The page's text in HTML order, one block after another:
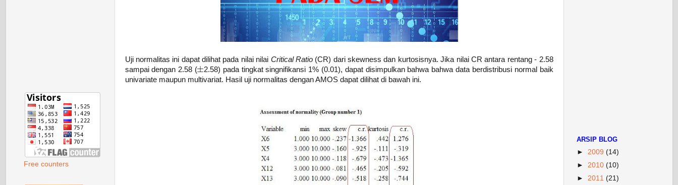
Uji normalitas ini dapat dilihat pada nilai nilai Critical Ratio(CR) dari skewness dan kurtosisnya. Jika nilai CR antara rentang - 2.58
sampai dengan 2.58 (
2.58) pada tingkat singnifikansi 1% (0.01), dapat disimpulkan bahwa bahwa data berdistribusi normal baik
univariate maupun multivariat. Hasil uji normalitas dengan AMOS dapat dilihat di bawah ini.
Free counters
ARSIP BLOG
► 2009 (14)
► 2010 (10)
► 2011 (21)